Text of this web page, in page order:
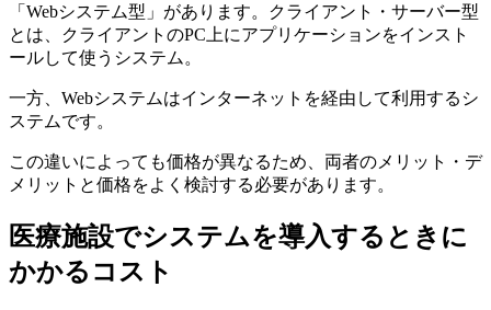
「Webシステム型」があります。クライアント・サーバー型
とは、クライアントのPC上にアプリケーションをインスト
ールして使うシステム。
一方、Webシステムはインターネットを経由して利用するシ
ステムです。
この違いによっても価格が異なるため、両者のメリット・デ
メリットと価格をよく検討する必要があります。
医療施設でシステムを導入するときに
かかるコスト